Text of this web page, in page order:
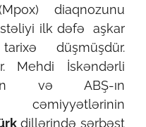
diaqnozunu
ilk dəfə aşkar
düşmüşdür.
Mehdi İskəndərli
və ABŞ-ın
cəmiyyətlərinin
dillərində sərbəst